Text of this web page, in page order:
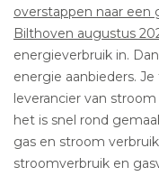
overstappen naar een
Bilthoven augustus
energieverbruik in.
energie aanbieders.
leverancier van
het is snel rond
gas en stroom
stroomverbruik en